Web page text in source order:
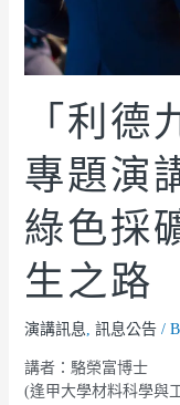
「利德
專題演
綠色採
生之路
演講訊息, 訊息公告/
講者：駱榮富博士
(逢甲大學材料科學與